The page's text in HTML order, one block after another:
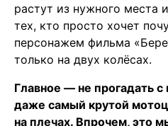
растут из нужного места
тех, кто просто хочет
персонажем фильма
только на двух колёсах.
Главное — не прогадать
даже самый крутой
на плечах. Впрочем, это